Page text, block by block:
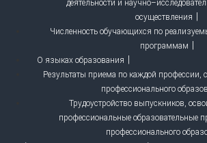
деятельности и
осуществления
Численность обучающихся по
программам
О языках образования
Результаты приема по каждой профессии,
профессионального
Трудоустройство выпускников,
профессиональные образовательные
профессионального